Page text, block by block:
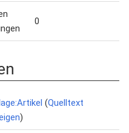
0
(Quelltext
)